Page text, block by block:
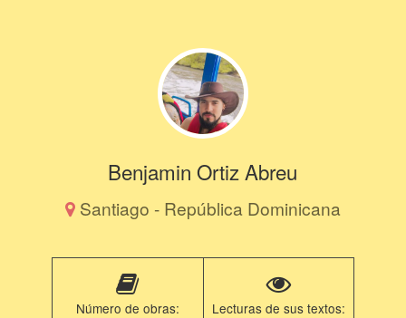
Benjamin Ortiz Abreu
Santiago - República Dominicana
Número de obras: Lecturas de sus textos: